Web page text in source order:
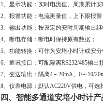
1、显示功能：实时电流值、周期累计
2、报警功能：电流测量值，上下限报警
3、输出功能：按设定的安时周期输出
4、断电存储：断电时保持原有数据；
5、功能转换：可作为安培小时计或安
6、通讯接口：可配隔离RS232/485输出
7、变送输出：隔离4～20mA、 0～ 10/
8、仪表电源：默认AC220V供电，可选
四、智能多通道安培小时计